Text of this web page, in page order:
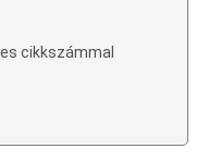
cikkszámmal